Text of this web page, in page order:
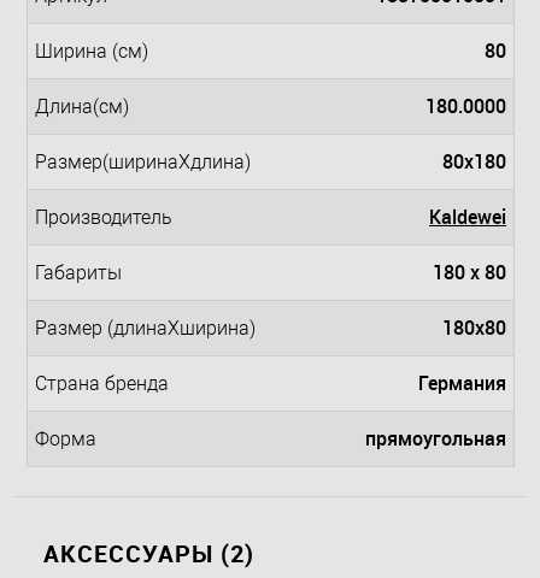
Ширина (см) 80
Длина(см) 180.0000
Размер(ширинаXдлина) 80x180
Производитель Kaldewei
Габариты 180 x 80
Размер (длинаXширина) 180x80
Страна бренда Германия
Форма прямоугольная
АКСЕССУАРЫ (2)